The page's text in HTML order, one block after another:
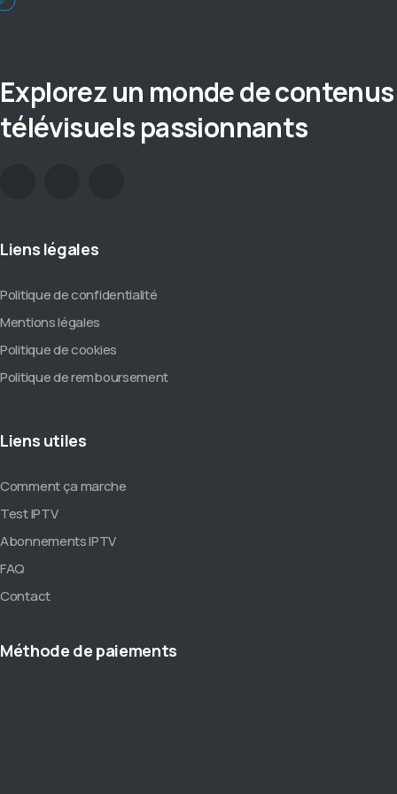
Explorez un monde de contenus
télévisuels passionnants
Liens légales
Politique de confidentialité
Mentions légales
Politique de cookies
Politique de remboursement
Liens utiles
Comment ça marche
Test IPTV
Abonnements IPTV
FAQ
Contact
Méthode de paiements